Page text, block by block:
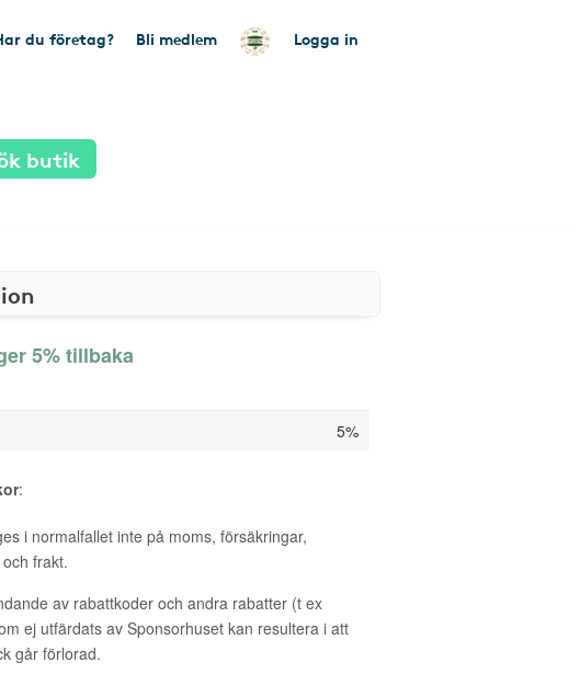
du företag? Bli medlem Logga in
butik
5% tillbaka
5%
:
i normalfallet inte på moms, försäkringar,
frakt.
av rabattkoder och andra rabatter (t ex
ej utfärdats av Sponsorhuset kan resultera i att
går förlorad.